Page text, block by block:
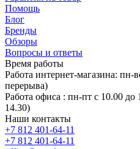
Помощь
Блог
Бренды
Обзоры
Вопросы и ответы
Время работы
Работа интернет-магазина: пн-
перерыва)
Работа офиса : пн-пт с 10.00
14.30)
Наши контакты
+7 812 401-64-11
+7 812 401-64-11